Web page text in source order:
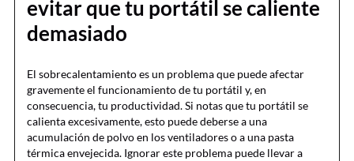
evitar que tu portátil se caliente
demasiado
El sobrecalentamiento es un problema que puede afectar
gravemente el funcionamiento de tu portátil y, en
consecuencia, tu productividad. Si notas que tu portátil se
calienta excesivamente, esto puede deberse a una
acumulación de polvo en los ventiladores o a una pasta
térmica envejecida. Ignorar este problema puede llevar a